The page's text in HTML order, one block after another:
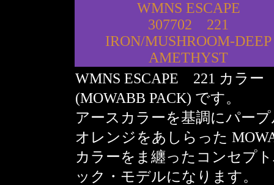
WMNS ESCAPE
307702 221
IRON/MUSHROOM-DEEP
AMETHYST
WMNS ESCAPE 221 カラー
(MOWABB PACK) です。
アースカラーを基調にパー
オレンジをあしらった
カラーをま纏ったコンセプ
ック・モデルになります。